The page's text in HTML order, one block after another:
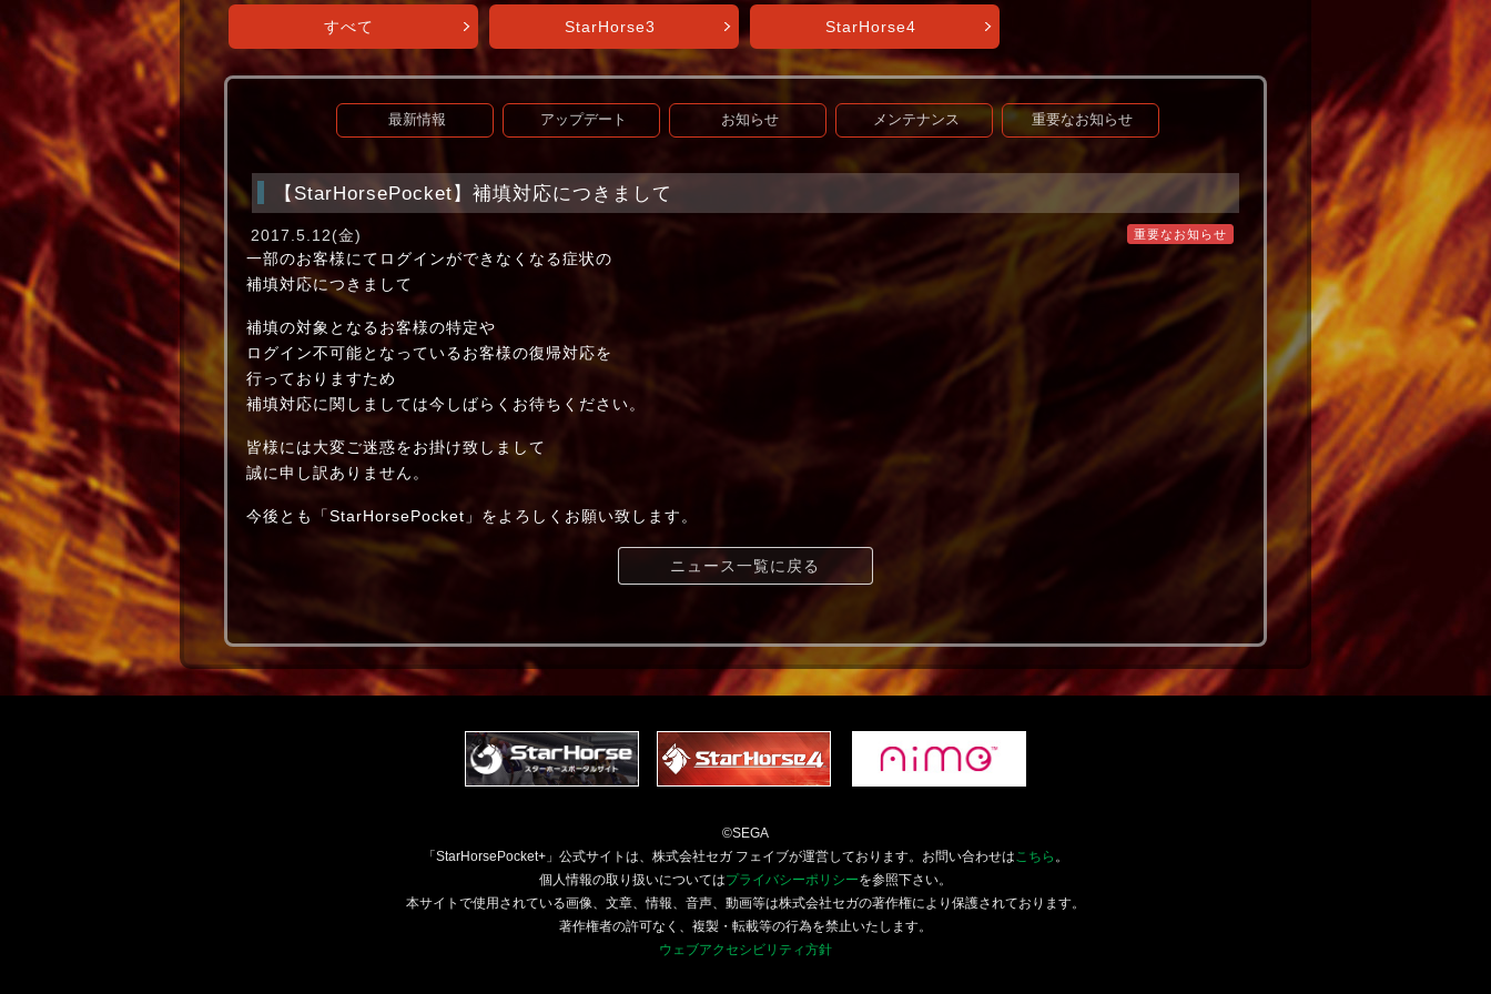
すべて StarHorse3 StarHorse4
最新情報 アップデート お知らせ メンテナンス 重要なお知らせ
【StarHorsePocket】補填対応につきまして
重要なお知らせ
2017.5.12(金)
一部のお客様にてログインができなくなる症状の
補填対応につきまして
補填の対象となるお客様の特定や
ログイン不可能となっているお客様の復帰対応を
行っておりますため
補填対応に関しましては今しばらくお待ちください。
皆様には大変ご迷惑をお掛け致しまして
誠に申し訳ありません。
今後とも「StarHorsePocket」をよろしくお願い致します。
ニュース一覧に戻る
©SEGA
「StarHorsePocket+」公式サイトは、株式会社セガ フェイブが運営しております。お問い合わせは こちら 。
個人情報の取り扱いについてはプライバシーポリシーを参照下さい。
本サイトで使用されている画像、文章、情報、音声、動画等は株式会社セガの著作権により保護されております。
著作権者の許可なく、複製・転載等の行為を禁止いたします。
ウェブアクセシビリティ方針